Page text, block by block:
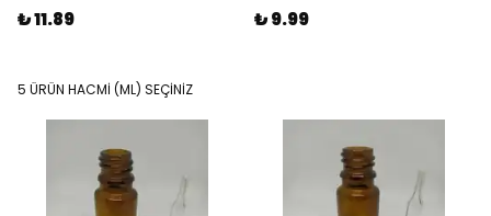
₺ 11.89
5 ÜRÜN HACMİ (ML) SEÇİNİZ
₺ 9.99